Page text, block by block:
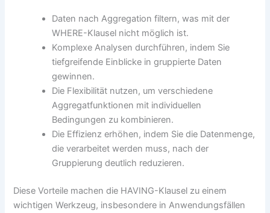
Daten nach Aggregation filtern, was mit der
WHERE-Klausel nicht möglich ist.
Komplexe Analysen durchführen, indem Sie
tiefgreifende Einblicke in gruppierte Daten
gewinnen.
Die Flexibilität nutzen, um verschiedene
Aggregatfunktionen mit individuellen
Bedingungen zu kombinieren.
Die Effizienz erhöhen, indem Sie die Datenmenge,
die verarbeitet werden muss, nach der
Gruppierung deutlich reduzieren.
Diese Vorteile machen die HAVING-Klausel zu einem
wichtigen Werkzeug, insbesondere in Anwendungsfällen